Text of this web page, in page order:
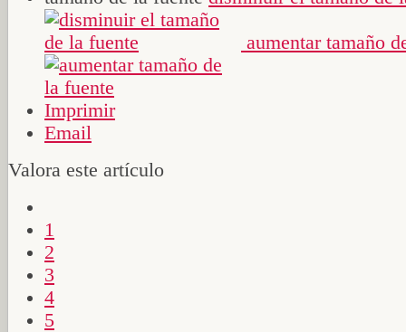
aumentar tamaño
Imprimir
Email
Valora este artículo
1
2
3
4
5